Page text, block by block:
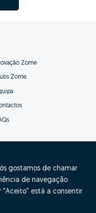
Zome
Zome
gostamos de chamar
de navegação.
"Aceito" está a consentir